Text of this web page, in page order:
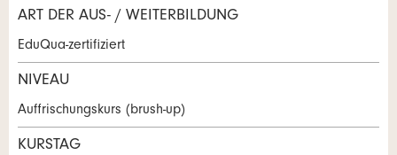
Schliessen
Nachricht:
* Pflichtfeld
Information: Zur Qualitätssicherung wird eine
Kopie der E-Mail an guidle gesendet.
ART DER AUS- / WEITERBILDUNG
EduQua-zertifiziert
NIVEAU
Auffrischungskurs (brush-up)
KURSTAG